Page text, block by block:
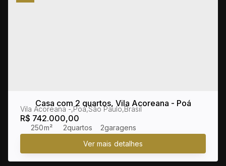
Casa com 2 quartos, Vila Acoreana - Poá
R$ 742.000,00
Vila Acoreana ,Poá,São Paulo,Brasil
2
250m² 2